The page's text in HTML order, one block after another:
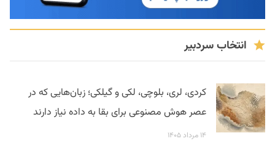
انتخاب سردبیر
کردی، لری، بلوچی، لکی و گیلکی؛ زبان‌هایی که در
عصر هوش مصنوعی برای بقا به داده نیاز دارند
۱۴ مرداد ۱۴۰۵